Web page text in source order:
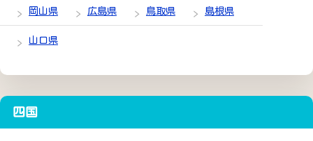
岡山県 広島県 鳥取県 島根県
山口県
四国